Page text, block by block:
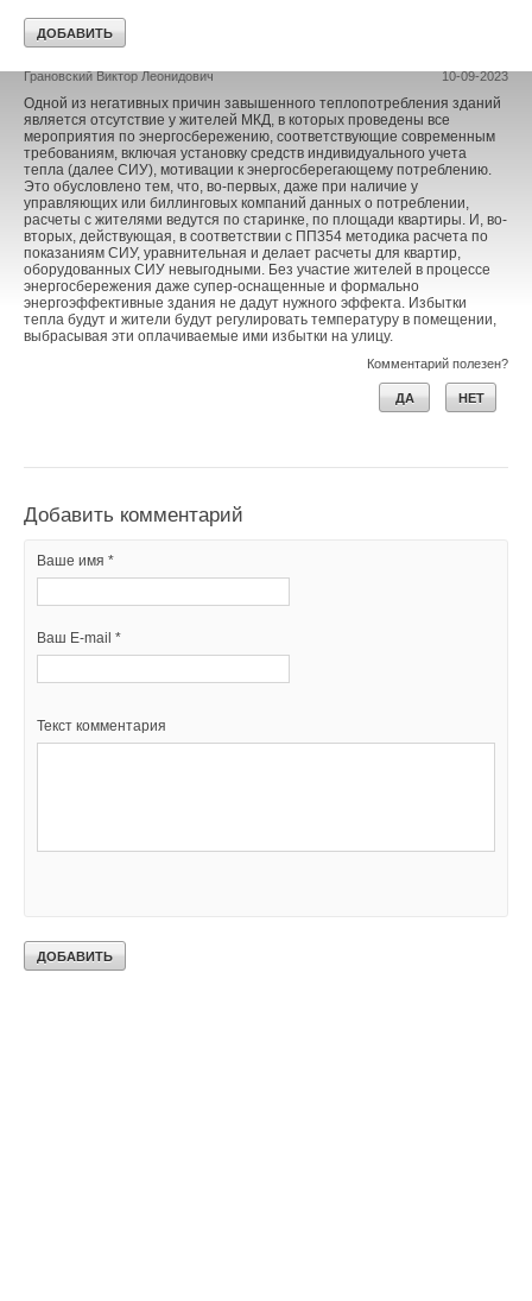
Комментарии
10-09-2023
Грановский Виктор Леонидович
Одной из негативных причин завышенного теплопотребления зданий
является отсутствие у жителей МКД, в которых проведены все
мероприятия по энергосбережению, соответствующие современным
требованиям, включая установку средств индивидуального учета
тепла (далее СИУ), мотивации к энергосберегающему потреблению.
Это обусловлено тем, что, во-первых, даже при наличие у
управляющих или биллинговых компаний данных о потреблении,
расчеты с жителями ведутся по старинке, по площади квартиры. И, во-
вторых, действующая, в соответствии с ПП354 методика расчета по
показаниям СИУ, уравнительная и делает расчеты для квартир,
оборудованных СИУ невыгодными. Без участие жителей в процессе
энергосбережения даже супер-оснащенные и формально
энергоэффективные здания не дадут нужного эффекта. Избытки
тепла будут и жители будут регулировать температуру в помещении,
выбрасывая эти оплачиваемые ими избытки на улицу.
Комментарий полезен?
ДА НЕТ
Добавить комментарий
Ваше имя *
Ваш E-mail *
Текст комментария